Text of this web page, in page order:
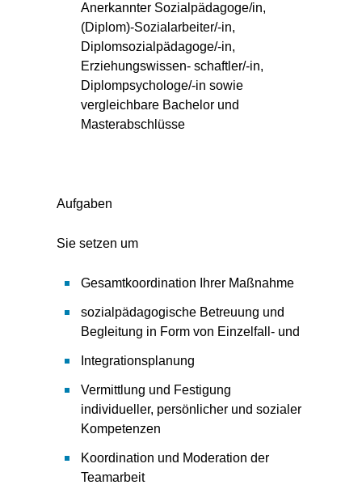
Anerkannter Sozialpädagoge/in,
(Diplom)-Sozialarbeiter/-in,
Diplomsozialpädagoge/-in,
Erziehungswissen- schaftler/-in,
Diplompsychologe/-in sowie
vergleichbare Bachelor und
Masterabschlüsse
Aufgaben
Sie setzen um
Gesamtkoordination Ihrer Maßnahme
sozialpädagogische Betreuung und
Begleitung in Form von Einzelfall- und
Integrationsplanung
Vermittlung und Festigung
individueller, persönlicher und sozialer
Kompetenzen
Koordination und Moderation der
Teamarbeit